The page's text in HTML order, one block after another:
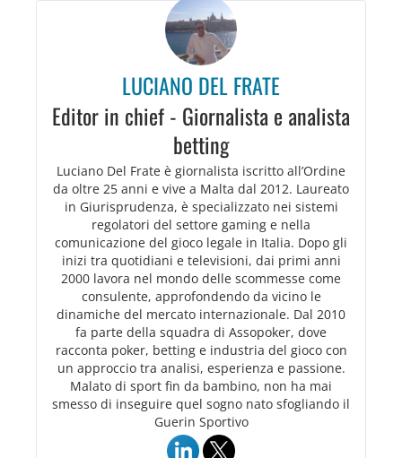
LUCIANO DEL FRATE
Editor in chief - Giornalista e analista
betting
Luciano Del Frate è giornalista iscritto all’Ordine
da oltre 25 anni e vive a Malta dal 2012. Laureato
in Giurisprudenza, è specializzato nei sistemi
regolatori del settore gaming e nella
comunicazione del gioco legale in Italia. Dopo gli
inizi tra quotidiani e televisioni, dai primi anni
2000 lavora nel mondo delle scommesse come
consulente, approfondendo da vicino le
dinamiche del mercato internazionale. Dal 2010
fa parte della squadra di Assopoker, dove
racconta poker, betting e industria del gioco con
un approccio tra analisi, esperienza e passione.
Malato di sport fin da bambino, non ha mai
smesso di inseguire quel sogno nato sfogliando il
Guerin Sportivo